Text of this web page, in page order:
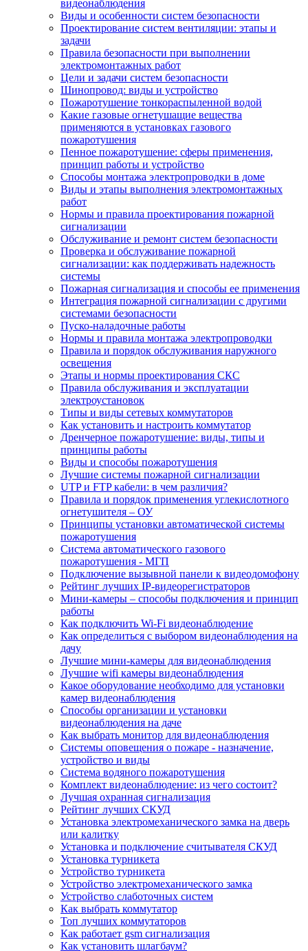
видеонаблюдения
Виды и особенности систем безопасности
Проектирование систем вентиляции: этапы и
задачи
Правила безопасности при выполнении
электромонтажных работ
Цели и задачи систем безопасности
Шинопровод: виды и устройство
Пожаротушение тонкораспыленной водой
Какие газовые огнетушащие вещества
применяются в установках газового
пожаротушения
Пенное пожаротушение: сферы применения,
принцип работы и устройство
Способы монтажа электропроводки в доме
Виды и этапы выполнения электромонтажных
работ
Нормы и правила проектирования пожарной
сигнализации
Обслуживание и ремонт систем безопасности
Проверка и обслуживание пожарной
сигнализации: как поддерживать надежность
системы
Пожарная сигнализация и способы ее применения
Интеграция пожарной сигнализации с другими
системами безопасности
Пуско-наладочные работы
Нормы и правила монтажа электропроводки
Правила и порядок обслуживания наружного
освещения
Этапы и нормы проектирования СКС
Правила обслуживания и эксплуатации
электроустановок
Типы и виды сетевых коммутаторов
Как установить и настроить коммутатор
Дренчерное пожаротушение: виды, типы и
принципы работы
Виды и способы пожаротушения
Лучшие системы пожарной сигнализации
UTP и FTP кабели: в чем различия?
Правила и порядок применения углекислотного
огнетушителя – ОУ
Принципы установки автоматической системы
пожаротушения
Система автоматического газового
пожаротушения - МГП
Подключение вызывной панели к видеодомофону
Рейтинг лучших IP-видеорегистраторов
Мини-камеры – способы подключения и принцип
работы
Как подключить Wi-Fi видеонаблюдение
Как определиться с выбором видеонаблюдения на
дачу
Лучшие мини-камеры для видеонаблюдения
Лучшие wifi камеры видеонаблюдения
Какое оборудование необходимо для установки
камер видеонаблюдения
Способы организации и установки
видеонаблюдения на даче
Как выбрать монитор для видеонаблюдения
Системы оповещения о пожаре - назначение,
устройство и виды
Система водяного пожаротушения
Комплект видеонаблюдение: из чего состоит?
Лучшая охранная сигнализация
Рейтинг лучших СКУД
Установка электромеханического замка на дверь
или калитку
Установка и подключение считывателя СКУД
Установка турникета
Устройство турникета
Устройство электромеханического замка
Устройство слаботочных систем
Как выбрать коммутатор
Топ лучших коммутаторов
Как работает gsm сигнализация
Как установить шлагбаум?